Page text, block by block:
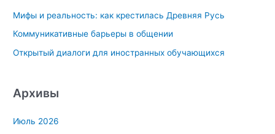
КФУ
им.
В.И.
обучение
государственных,
:Мифы и реальность: как крестилась Древняя Русь
Коммуникативные барьеры в общении
Открытый диалоги для иностранных обучающихся
Архивы
Июль 2026